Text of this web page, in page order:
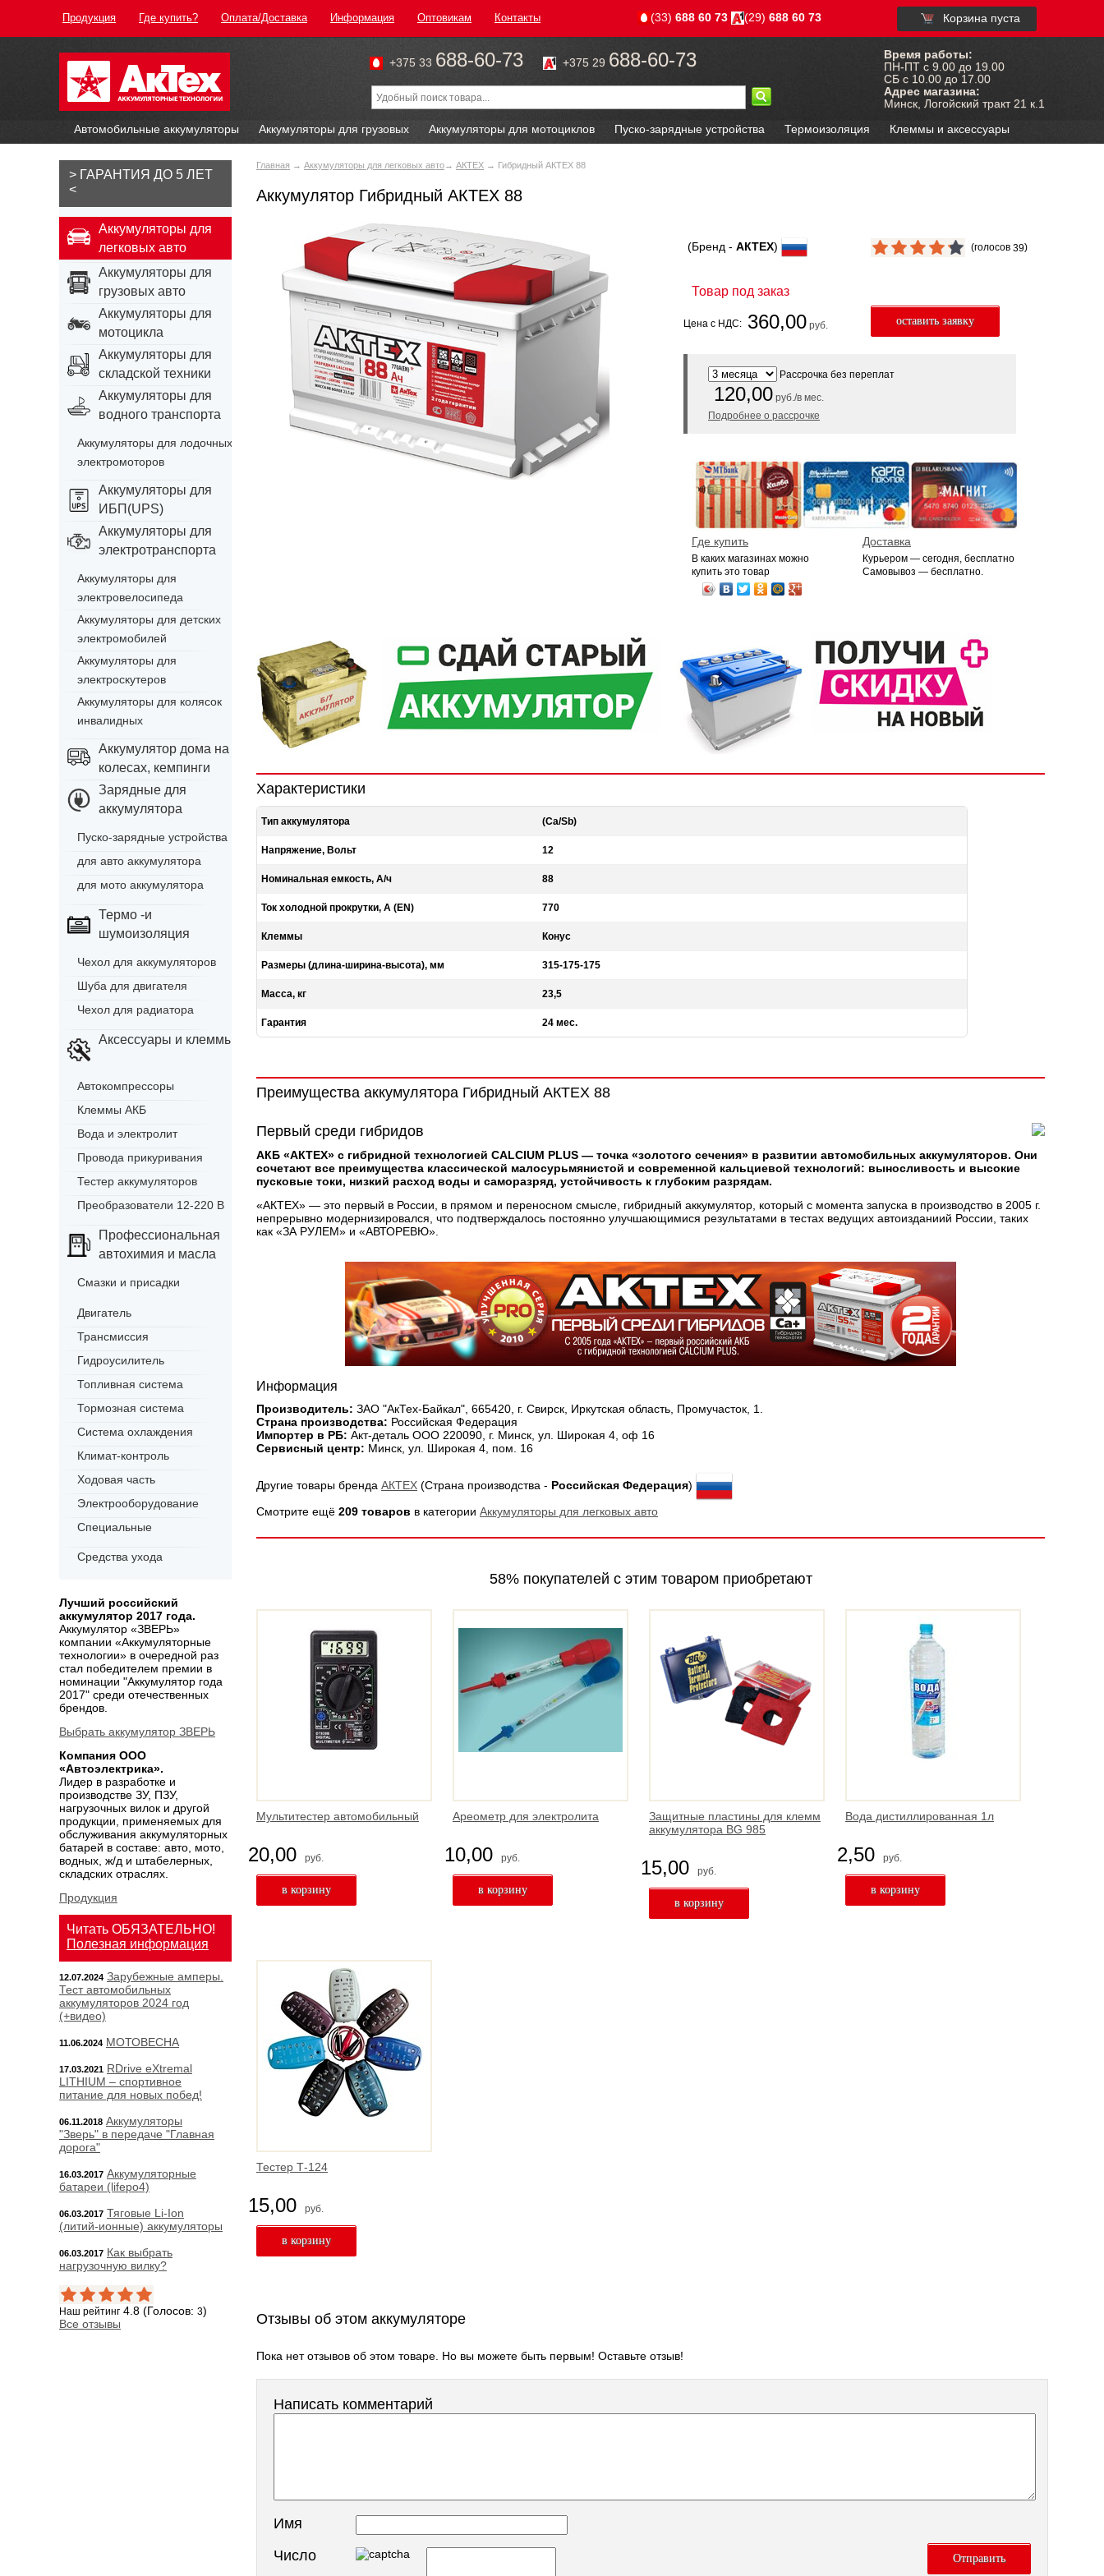
Продукция Где купить? Оплата/Доставка Информация Оптовикам Контакты (33) 688 60 73 (29) 688 60 73 Корзина пуста
+375 33 688-60-73 +375 29 688-60-73
Время работы:
ПН-ПТ с 9.00 до 19.00
СБ с 10.00 до 17.00
Адрес магазина:
Минск, Логойский тракт 21 к.1
Автомобильные аккумуляторы Аккумуляторы для грузовых Аккумуляторы для мотоциклов Пуско-зарядные устройства Термоизоляция Клеммы и аксессуары
Главная → Аккумуляторы для легковых авто→ АКТЕХ → Гибридный АКТЕХ 88
Аккумулятор Гибридный АКТЕХ 88
(Бренд - АКТЕХ) (голосов 39)
Товар под заказ
Цена с НДС: 360,00 руб.
Рассрочка без переплат
120,00 руб./в мес.
Подробнее о рассрочке
Где купить
В каких магазинах можно
купить это товар
Доставка
Курьером — сегодня, бесплатно
Самовывоз — бесплатно.
Характеристики
Тип аккумулятора (Ca/Sb)
Напряжение, Вольт 12
Номинальная емкость, А/ч 88
Ток холодной прокрутки, А (EN) 770
Клеммы Конус
Размеры (длина-ширина-высота), мм 315-175-175
Масса, кг 23,5
Гарантия 24 мес.
Преимущества аккумулятора Гибридный АКТЕХ 88
Первый среди гибридов
АКБ «АКТЕХ» с гибридной технологией CALCIUM PLUS — точка «золотого сечения» в развитии автомобильных аккумуляторов. Они
сочетают все преимущества классической малосурьмянистой и современной кальциевой технологий: выносливость и высокие
пусковые токи, низкий расход воды и саморазряд, устойчивость к глубоким разрядам.
«АКТЕХ» — это первый в России, в прямом и переносном смысле, гибридный аккумулятор, который с момента запуска в производство в 2005 г.
непрерывно модернизировался, что подтверждалось постоянно улучшающимися результатами в тестах ведущих автоизданиий России, таких
как «ЗА РУЛЕМ» и «АВТОРЕВЮ».
Информация
Производитель: ЗАО "АкТех-Байкал", 665420, г. Свирск, Иркутская область, Промучасток, 1.
Страна производства: Российская Федерация
Импортер в РБ: Акт-деталь ООО 220090, г. Минск, ул. Широкая 4, оф 16
Сервисный центр: Минск, ул. Широкая 4, пом. 16
Другие товары бренда АКТЕХ (Страна производства - Российская Федерация)
Смотрите ещё 209 товаров в категории Аккумуляторы для легковых авто
58% покупателей с этим товаром приобретают
Мультитестер автомобильный
20,00 руб.
Ареометр для электролита
10,00 руб.
Защитные пластины для клемм
аккумулятора BG 985
15,00 руб.
Вода дистиллированная 1л
2,50 руб.
Тестер Т-124
15,00 руб.
Отзывы об этом аккумуляторе
Пока нет отзывов об этом товаре. Но вы можете быть первым! Оставьте отзыв!
Написать комментарий
Имя
Число
> ГАРАНТИЯ ДО 5 ЛЕТ
<
Аккумуляторы для
легковых авто
Аккумуляторы для
грузовых авто
Аккумуляторы для
мотоцикла
Аккумуляторы для
складской техники
Аккумуляторы для
водного транспорта
Аккумуляторы для лодочных
электромоторов
Аккумуляторы для
ИБП(UPS)
Аккумуляторы для
электротранспорта
Аккумуляторы для
электровелосипеда
Аккумуляторы для детских
электромобилей
Аккумуляторы для
электроскутеров
Аккумуляторы для колясок
инвалидных
Аккумулятор дома на
колесах, кемпинги
Зарядные для
аккумулятора
Пуско-зарядные устройства
для авто аккумулятора
для мото аккумулятора
Термо -и
шумоизоляция
Чехол для аккумуляторов
Шуба для двигателя
Чехол для радиатора
Аксессуары и клеммы
Автокомпрессоры
Клеммы АКБ
Вода и электролит
Провода прикуривания
Тестер аккумуляторов
Преобразователи 12-220 В
Профессиональная
автохимия и масла
Смазки и присадки
Двигатель
Трансмиссия
Гидроусилитель
Топливная система
Тормозная система
Система охлаждения
Климат-контроль
Ходовая часть
Электрооборудование
Специальные
Средства ухода
Лучший российский
аккумулятор 2017 года.
Аккумулятор «ЗВЕРЬ»
компании «Аккумуляторные
технологии» в очередной раз
стал победителем премии в
номинации "Аккумулятор года
2017" среди отечественных
брендов.
Выбрать аккумулятор ЗВЕРЬ
Компания ООО
«Автоэлектрика».
Лидер в разработке и
производстве ЗУ, ПЗУ,
нагрузочных вилок и другой
продукции, применяемых для
обслуживания аккумуляторных
батарей в составе: авто, мото,
водных, ж/д и штабелерных,
складских отраслях.
Продукция
Читать ОБЯЗАТЕЛЬНО!
Полезная информация
12.07.2024 Зарубежные амперы.
Тест автомобильных
аккумуляторов 2024 год
(+видео)
11.06.2024 МОТОВЕСНА
17.03.2021 RDrive eXtremal
LITHIUM – спортивное
питание для новых побед!
06.11.2018 Аккумуляторы
"Зверь" в передаче "Главная
дорога"
16.03.2017 Аккумуляторные
батареи (lifepo4)
06.03.2017 Тяговые Li-Ion
(литий-ионные) аккумуляторы
06.03.2017 Как выбрать
нагрузочную вилку?
Наш рейтинг 4.8 (Голосов: 3)
Все отзывы